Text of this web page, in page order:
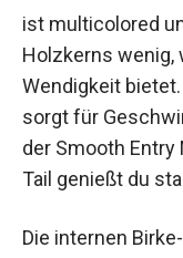
Das LIB TECH
ist multicolored
Holzkerns wenig,
Wendigkeit
sorgt für
Mit der Smooth
getaperte Tail